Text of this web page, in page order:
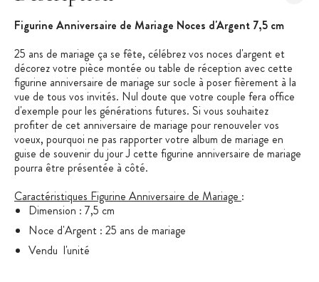
Figurine Anniversaire de Mariage Noces d'Argent 7,5 cm
25 ans de mariage ça se fête, célébrez vos noces d'argent et
décorez votre pièce montée ou table de réception avec cette
figurine anniversaire de mariage sur socle à poser fièrement à la
vue de tous vos invités. Nul doute que votre couple fera office
d'exemple pour les générations futures. Si vous souhaitez
profiter de cet anniversaire de mariage pour renouveler vos
voeux, pourquoi ne pas rapporter votre album de mariage en
guise de souvenir du jour J cette figurine anniversaire de mariage
pourra être présentée à côté.
Caractéristiques Figurine Anniversaire de Mariage :
Dimension : 7,5 cm
Noce d'Argent : 25 ans de mariage
Vendu l'unité